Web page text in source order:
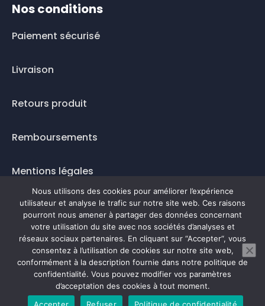
Nos conditions
Paiement sécurisé
Livraison
Retours produit
Remboursements
Mentions légales
Questions fréquentes
Mode de paiement
0
Nous utilisons des cookies pour améliorer l’expérience
utilisateur et analyse le trafic sur notre site web. Ces raisons
pourront nous amener à partager des données concernant
votre utilisation du site avec nos sociétés d’analyses et
réseaux sociaux partenaires. En cliquant sur “Accepter“, vous
consentez à l’utilisation de cookies sur notre site web,
conformément à la description fournie dans notre politique de
confidentialité. Vous pouvez modifier vos paramètres
d’acceptation des cookies à tout moment.
Accepter
Refuser Politique de confidentialité